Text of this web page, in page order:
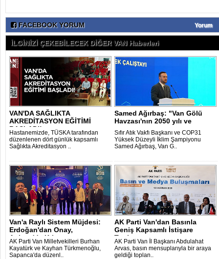
FACEBOOK YORUM Yorum
İLGİNİZİ ÇEKEBİLECEK DİĞER VAN Haberleri
VAN'DA SAĞLIKTA
AKREDİTASYON EĞİTİMİ
BAŞLADI!
Hastanemizde, TÜSKA tarafından
düzenlenen dört günlük kapsamlı
Sağlıkta Akreditasyon ..
Samed Ağırbaş: "Van Gölü
Havzası'nın 2050 yılı ve
sonrasını ..
Sıfır Atık Vakfı Başkanı ve COP31
Yüksek Düzeyli İklim Şampiyonu
Samed Ağırbaş, Van G..
Van'a Raylı Sistem Müjdesi:
Erdoğan'dan Onay,
Ankara'da Krit..
AK Parti Van Milletvekilleri Burhan
Kayatürk ve Kayhan Türkmenoğlu,
Sapanca'da düzenl..
AK Parti Van'dan Basınla
Geniş Kapsamlı İstişare
Toplantısı..
AK Parti Van İl Başkanı Abdulahat
Arvas, basın mensuplarıyla bir araya
geldiği toplan..